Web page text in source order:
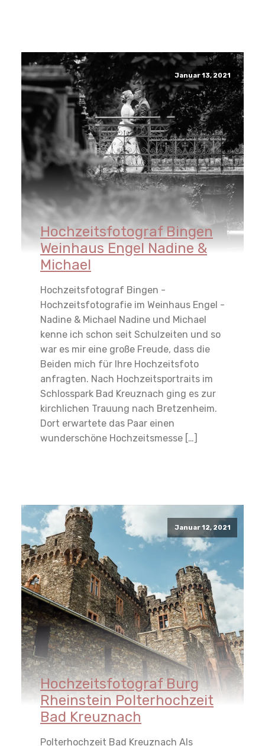
Januar 13, 2021
Hochzeitsfotograf Bingen
Weinhaus Engel Nadine &
Michael
Hochzeitsfotograf Bingen -
Hochzeitsfotografie im Weinhaus Engel -
Nadine & Michael Nadine und Michael
kenne ich schon seit Schulzeiten und so
war es mir eine große Freude, dass die
Beiden mich für Ihre Hochzeitsfoto
anfragten. Nach Hochzeitsportraits im
Schlosspark Bad Kreuznach ging es zur
kirchlichen Trauung nach Bretzenheim.
Dort erwartete das Paar einen
wunderschöne Hochzeitsmesse […]
Januar 12, 2021
Hochzeitsfotograf Burg
Rheinstein Polterhochzeit
Bad Kreuznach
Polterhochzeit Bad Kreuznach Als